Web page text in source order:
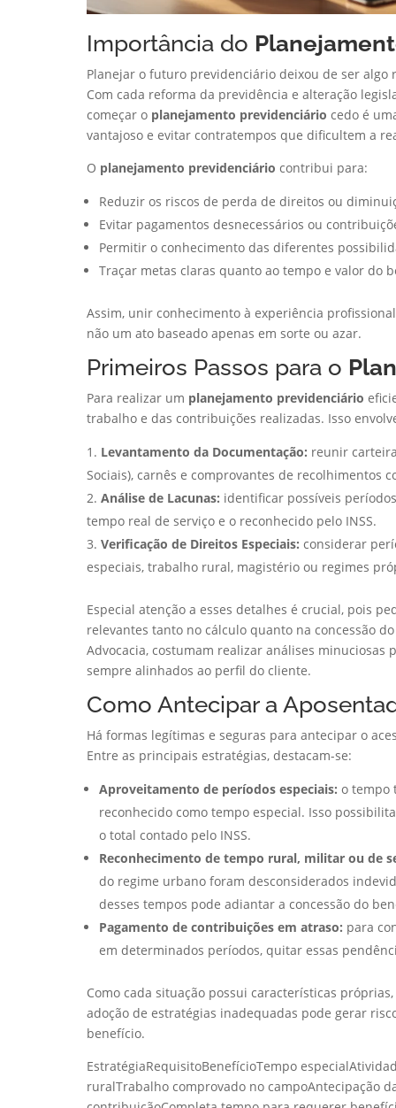
Importância do
Planejar o futuro previdenciário deixou de ser
Com cada reforma da previdência e alteração
começar o planejamento previdenciário cedo é
vantajoso e evitar contratempos que dificultem a
O planejamento previdenciário contribui para:
Reduzir os riscos de perda de direitos ou
Evitar pagamentos desnecessários ou
Permitir o conhecimento das diferentes
Traçar metas claras quanto ao tempo e valor do
Assim, unir conhecimento à experiência
não um ato baseado apenas em sorte ou azar.
Primeiros Passos para o
Para realizar um planejamento previdenciário
trabalho e das contribuições realizadas. Isso
Levantamento da Documentação: reunir
Sociais), carnês e comprovantes de recolhimentos
Análise de Lacunas: identificar possíveis
tempo real de serviço e o reconhecido pelo INSS.
Verificação de Direitos Especiais: considerar
especiais, trabalho rural, magistério ou regimes
Especial atenção a esses detalhes é crucial, pois
relevantes tanto no cálculo quanto na concessão
Advocacia, costumam realizar análises
sempre alinhados ao perfil do cliente.
Como Antecipar a
Há formas legítimas e seguras para antecipar o
Entre as principais estratégias, destacam-se:
Aproveitamento de períodos especiais: o tempo
reconhecido como tempo especial. Isso
o total contado pelo INSS.
Reconhecimento de tempo rural, militar ou de
do regime urbano foram desconsiderados
desses tempos pode adiantar a concessão do
Pagamento de contribuições em atraso: para
em determinados períodos, quitar essas
Como cada situação possui características
adoção de estratégias inadequadas pode gerar
benefício.
EstratégiaRequisitoBenefícioTempo
ruralTrabalho comprovado no campoAntecipação